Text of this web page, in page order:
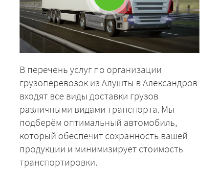
В перечень услуг по организации
грузоперевозок из Алушты в Александров
входят все виды доставки грузов
различными видами транспорта. Мы
подберём оптимальный автомобиль,
который обеспечит сохранность вашей
продукции и минимизирует стоимость
транспортировки.
ЗАКАЗАТЬ